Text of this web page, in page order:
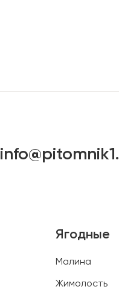
Ягодные
Малина
Жимолость